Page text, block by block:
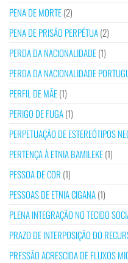
PENA DE MORTE(2)
PENA DE PRISÃO PERPÉTUA(2)
PERDA DA NACIONALIDADE(1)
PERDA DA NACIONALIDADE
PERFIL DE MÃE(1)
PERIGO DE FUGA(1)
PERPETUAÇÃO DE ESTEREÓTIPOS
PERTENÇA À ETNIA BAMILEKE(1)
PESSOA DE COR (1)
PESSOAS DE ETNIA CIGANA(1)
PLENA INTEGRAÇÃO NO TECIDO
PRAZO DE INTERPOSIÇÃO DO
PRESSÃO ACRESCIDA DE FLUXOS